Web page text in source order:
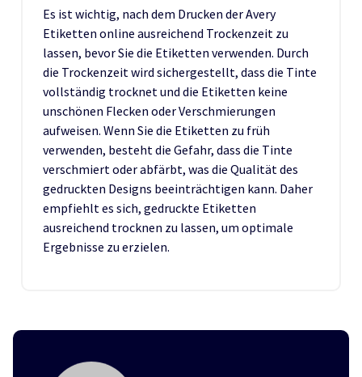
Es ist wichtig, nach dem Drucken der Avery
Etiketten online ausreichend Trockenzeit zu
lassen, bevor Sie die Etiketten verwenden. Durch
die Trockenzeit wird sichergestellt, dass die Tinte
vollständig trocknet und die Etiketten keine
unschönen Flecken oder Verschmierungen
aufweisen. Wenn Sie die Etiketten zu früh
verwenden, besteht die Gefahr, dass die Tinte
verschmiert oder abfärbt, was die Qualität des
gedruckten Designs beeinträchtigen kann. Daher
empfiehlt es sich, gedruckte Etiketten
ausreichend trocknen zu lassen, um optimale
Ergebnisse zu erzielen.